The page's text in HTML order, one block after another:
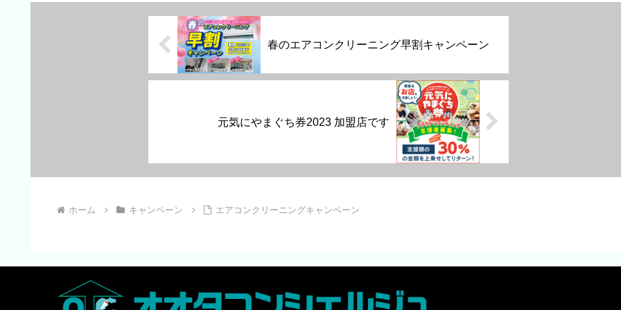
春のエアコンクリーニング早割キャンペーン
元気にやまぐち券2023 加盟店です
ホーム キャンペーン エアコンクリーニングキャンペーン